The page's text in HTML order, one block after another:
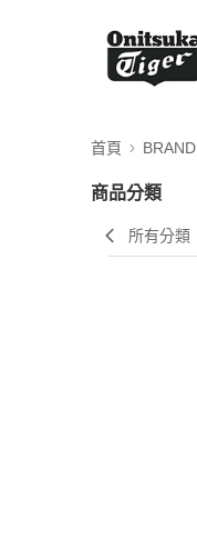
首頁 BRAND
商品分類
所有分類